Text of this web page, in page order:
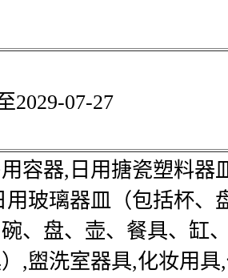
2029-07-27
容器,日用搪瓷塑料器
用玻璃器皿（包括杯、
碗、盘、壶、餐具、缸
,盥洗室器具,化妆用